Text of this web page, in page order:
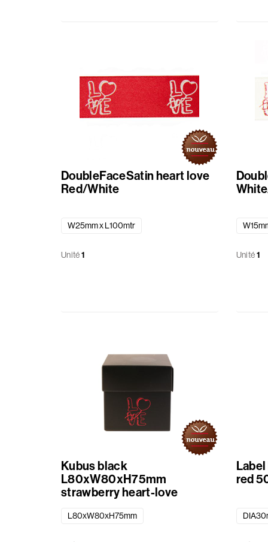
DoubleFaceSatin heart love
Red/White
W25mm x L100mtr
Unité1 Unité1
Kubus black
L80xW80xH75mm
strawberry heart-love
L80xW80xH75mm
red